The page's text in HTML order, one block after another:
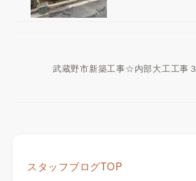
武蔵野市新築工事☆内部大工工事３
スタッフブログTOP